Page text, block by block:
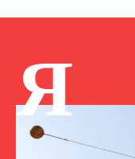
Я